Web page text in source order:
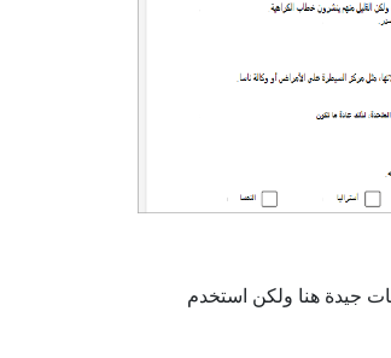
جيدة هنا ولكن استخدم